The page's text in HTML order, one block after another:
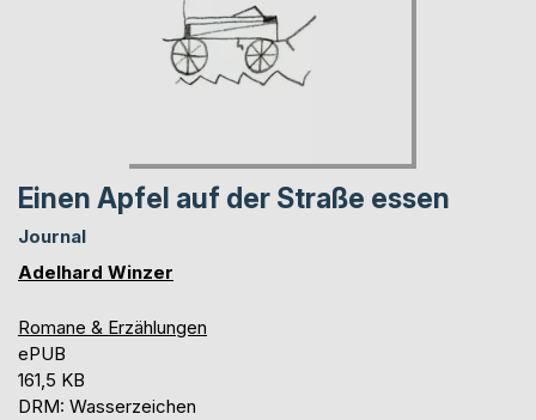
Einen Apfel auf der Straße essen
Journal
Adelhard Winzer
Romane & Erzählungen
ePUB
161,5 KB
DRM: Wasserzeichen